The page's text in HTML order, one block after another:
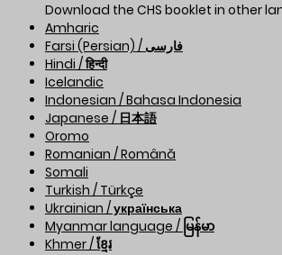
Download the CHS booklet in other
Amharic
Farsi (Persian) / فارسی
Hindi / हिन्दी
Icelandic
Indonesian / Bahasa Indonesia
Japanese / 日本語
Oromo
Romanian / Română
Somali
Turkish / Türkçe
Ukrainian / українська
Myanmar language / မြန်မာ
Khmer / ខ្មែរ